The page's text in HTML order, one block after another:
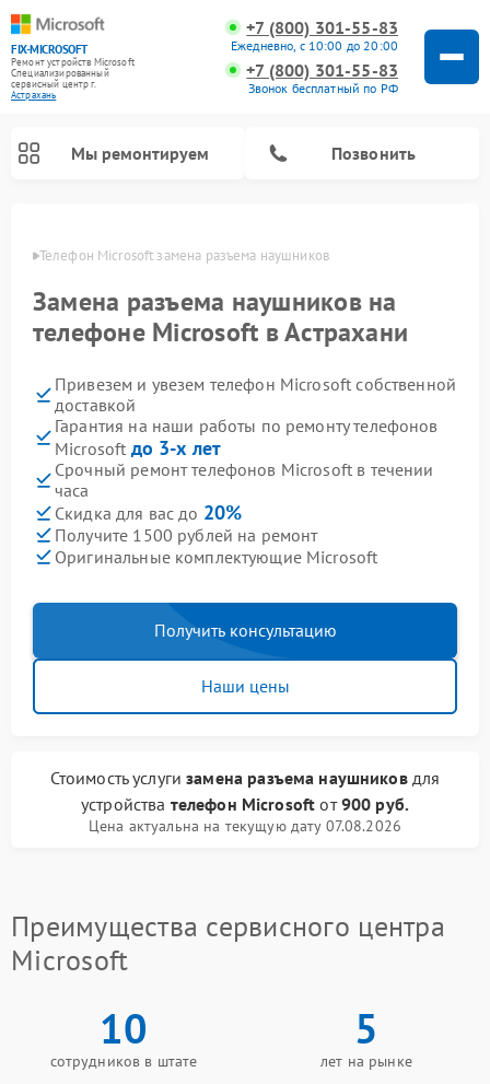
FIX-MICROSOFT
Ремонт устройств Microsoft
Специализированный
cервисный центр г.
Астрахань
+7 (800) 301-55-83
Ежедневно, с 10:00 до 20:00
+7 (800) 301-55-83
Звонок бесплатный по РФ
Мы ремонтируем Позвонить
Телефон Microsoft замена разъема наушников
Замена разъема наушников на
телефоне Microsoft в Астрахани
Привезем и увезем телефон Microsoft собственной
доставкой
Гарантия на наши работы по ремонту телефонов
Microsoft до 3-х лет
Срочный ремонт телефонов Microsoft в течении
часа
Скидка для вас до 20%
Получите 1500 рублей на ремонт
Оригинальные комплектующие Microsoft
Получить консультацию
Наши цены
Стоимость услугизамена разъема наушниковдля
устройства телефон Microsoft от900 руб.
Цена актуальна на текущую дату 07.08.2026
Преимущества сервисного центра
Microsoft
10
сотрудников в штате
5
лет на рынке